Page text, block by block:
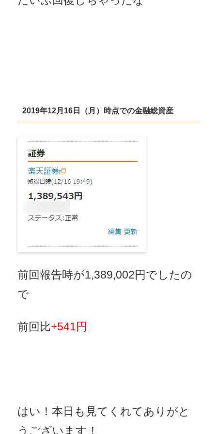
2019年12月16日（月）時点での金融総資産
前回報告時が1,389,002円でしたの
で
前回比+541円
はい！本日も見てくれてありがと
うございます！